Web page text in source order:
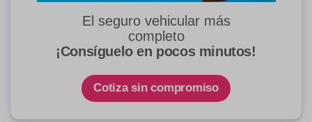
El seguro vehicular más
completo
¡Consíguelo en pocos minutos!
Cotiza sin compromiso